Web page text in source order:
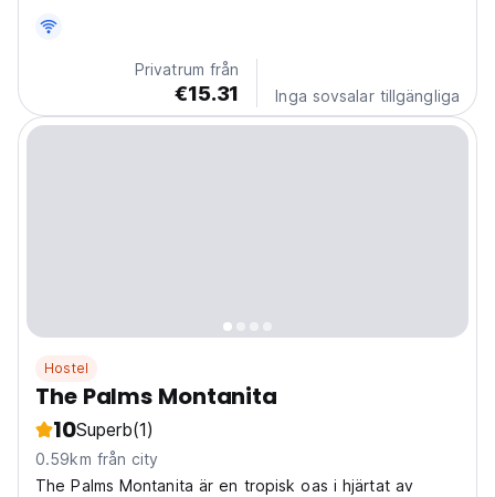
chairs - Exotic architecture with thatched roofs and
bamboo - Many Cabinitas with hammocks to relax or...
Privatrum från
€15.31 Inga sovsalar tillgängliga
Hostel
The Palms Montanita
10Superb(1)
0.59km från city
The Palms Montanita är en tropisk oas i hjärtat av